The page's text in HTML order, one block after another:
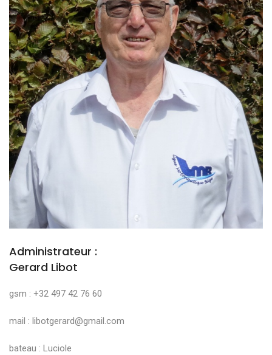
Administrateur :
Gerard Libot
gsm : +32 497 42 76 60
mail : libotgerard@gmail.com
bateau : Luciole